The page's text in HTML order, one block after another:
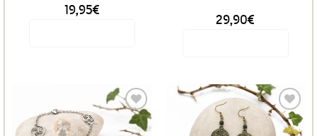
19,95€
29,90€
plusieurs
variations.